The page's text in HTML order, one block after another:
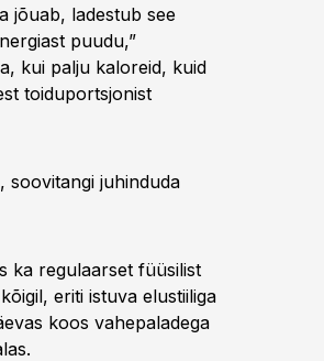
jõuab, ladestub see
puudu,”
kui palju kaloreid, kuid
toiduportsjonist
soovitangi juhinduda
ka regulaarset füüsilist
eriti istuva elustiiliga
koos vahepaladega